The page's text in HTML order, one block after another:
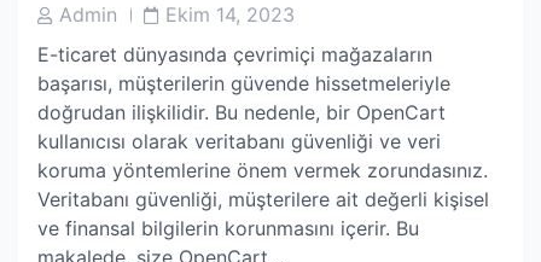
PostAdmin
PostEkim 14, 2023
E-ticaret dünyasında çevrimiçi mağazaların
başarısı, müşterilerin güvende hissetmeleriyle
doğrudan ilişkilidir. Bu nedenle, bir OpenCart
kullanıcısı olarak veritabanı güvenliği ve veri
koruma yöntemlerine önem vermek zorundasınız.
Veritabanı güvenliği, müşterilere ait değerli kişisel
ve finansal bilgilerin korunmasını içerir. Bu
makalede, size OpenCart …